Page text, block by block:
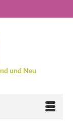
und Neu